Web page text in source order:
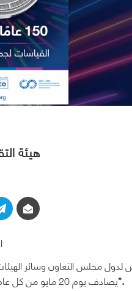
هيئة
لدول مجلس التعاون وسائر
يصادف يوم 20 مايو من كل عام، ويأتي هذا العام تحت شعار“القياسات لجميع الأوقات، لجميع الناس”.